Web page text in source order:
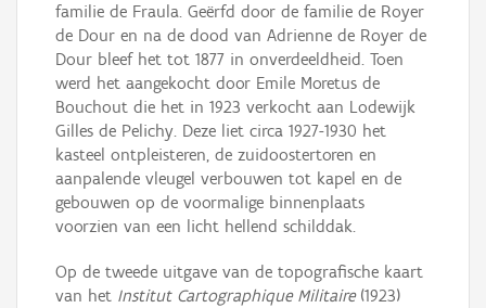
familie de Fraula. Geërfd door de familie de Royer
de Dour en na de dood van Adrienne de Royer de
Dour bleef het tot 1877 in onverdeeldheid. Toen
werd het aangekocht door Emile Moretus de
Bouchout die het in 1923 verkocht aan Lodewijk
Gilles de Pelichy. Deze liet circa 1927-1930 het
kasteel ontpleisteren, de zuidoostertoren en
aanpalende vleugel verbouwen tot kapel en de
gebouwen op de voormalige binnenplaats
voorzien van een licht hellend schilddak.
Op de tweede uitgave van de topografische kaart
van het Institut Cartographique Militaire(1923)